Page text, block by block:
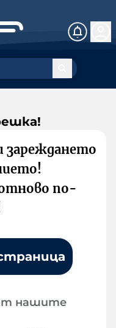
зареждането
по-
нашите